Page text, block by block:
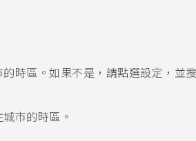
時區。如果不是，請點選設定，並
市的時區。